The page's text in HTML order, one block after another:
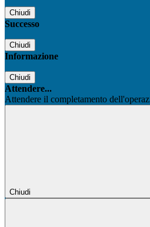
Chiudi
Successo
Chiudi
Informazione
Chiudi
Attendere...
Attendere il completamento
Chiudi